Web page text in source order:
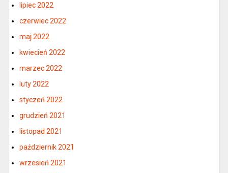
lipiec 2022
czerwiec 2022
maj 2022
kwiecień 2022
marzec 2022
luty 2022
styczeń 2022
grudzień 2021
listopad 2021
październik 2021
wrzesień 2021